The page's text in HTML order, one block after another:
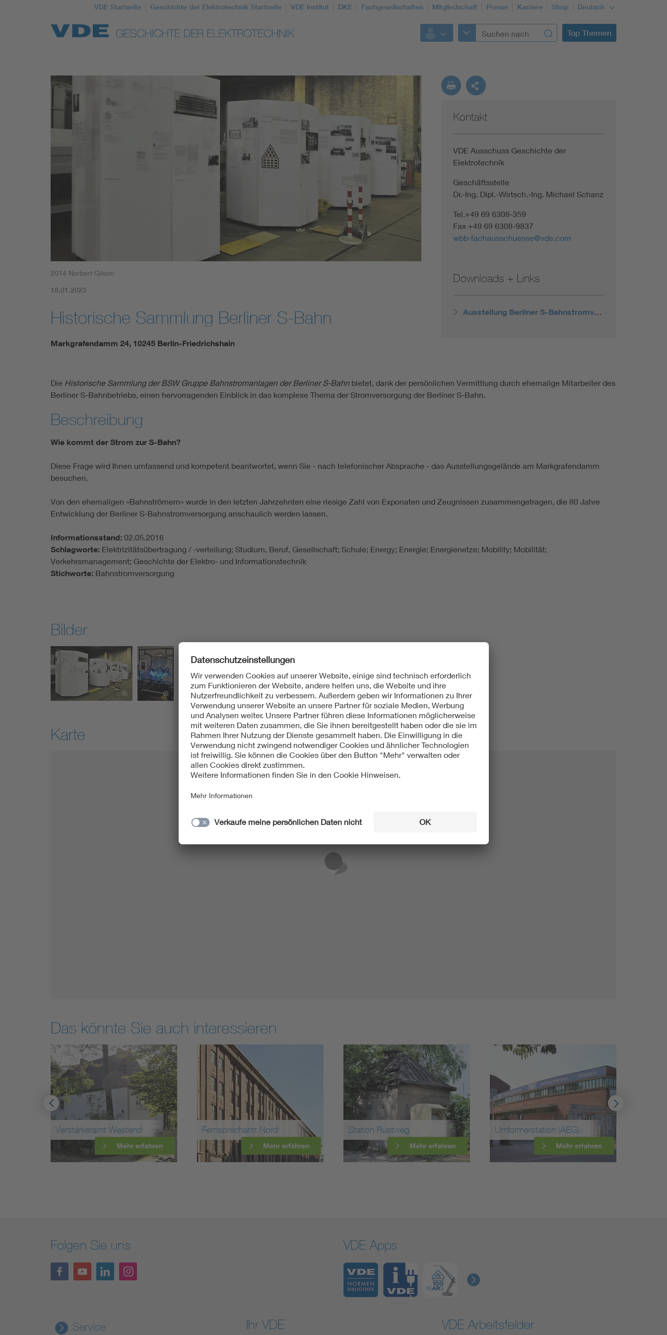
VDE Startseite Geschichte der Elektrotechnik Startseite VDE Institut DKE Fachgesellschaften Mitgliedschaft Presse Karriere Shop Deutsch
Top Themen
Top Themen
Weitere Themen
2014 Norbert Gilson
18.01.2023
Historische Sammlung Berliner S-Bahn
Markgrafendamm 24, 10245 Berlin-Friedrichshain
Kontakt
VDE Ausschuss Geschichte der
Elektrotechnik
Geschäftsstelle
Dr.-Ing. Dipl.-Wirtsch.-Ing. Michael Schanz
Tel.+49 69 6308-359
Fax +49 69 6308-9837
wbb-fachausschuesse@vde.com
Downloads + Links
Ausstellung Berliner S-Bahnstromversorgung
Die Historische Sammlung der BSW Gruppe Bahnstromanlagen der Berliner S-Bahnbietet, dank der persönlichen Vermittlung durch ehemalige Mitarbeiter des
Berliner S-Bahnbetriebs, einen hervorragenden Einblick in das komplexe Thema der Stromversorgung der Berliner S-Bahn.
Beschreibung
Wie kommt der Strom zur S-Bahn?
Diese Frage wird Ihnen umfassend und kompetent beantwortet, wenn Sie - nach telefonischer Absprache - das Ausstellungsgelände am Markgrafendamm
besuchen.
Von den ehemaligen »Bahnströmern« wurde in den letzten Jahrzehnten eine riesige Zahl von Exponaten und Zeugnissen zusammengetragen, die 80 Jahre
Entwicklung der Berliner S-Bahnstromversorgung anschaulich werden lassen.
Informationsstand: 02.05.2016
Schlagworte: Elektrizitätsübertragung / -verteilung; Studium, Beruf, Gesellschaft; Schule; Energy; Energie; Energienetze; Mobility; Mobilität;
Verkehrsmanagement; Geschichte der Elektro- und Informationstechnik
Stichworte: Bahnstromversorgung
Bilder
Karte
Das könnte Sie auch interessieren
Verstärkeramt Westend
Mehr erfahren
Fernsprechamt Nord
Mehr erfahren
Station Rustweg
Mehr erfahren
Umformerstation (AEG)
Mehr erfahren
Folgen Sie uns VDE Apps
Service Ihr VDE VDE Arbeitsfelder